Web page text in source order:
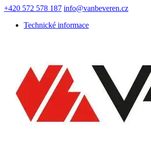
+420 572 578 187 info@vanbeveren.cz
Technické informace